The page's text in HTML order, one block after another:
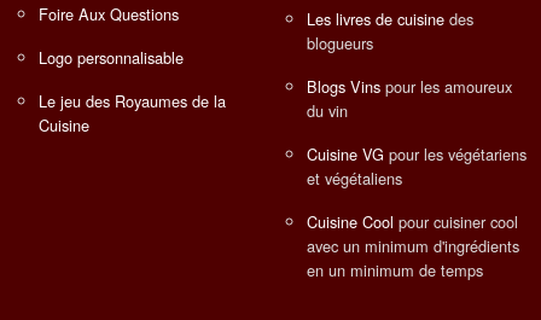
Foire Aux Questions
Logo personnalisable
Le jeu des Royaumes de la
Cuisine
Les livres de cuisine des
blogueurs
Blogs Vins pour les amoureux
du vin
Cuisine VG pour les végétariens
et végétaliens
Cuisine Cool pour cuisiner cool
avec un minimum d'ingrédients
en un minimum de temps